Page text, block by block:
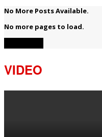
No More Posts Available.
No more pages to load.
VIDEO